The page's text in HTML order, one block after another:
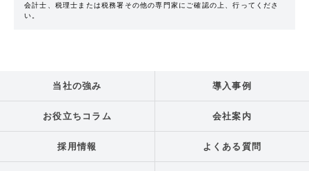
会計士、税理士または税務署その他の専門家にご確認の上、行ってくださ
い。
当社の強み 導入事例
お役立ちコラム 会社案内
採用情報 よくある質問